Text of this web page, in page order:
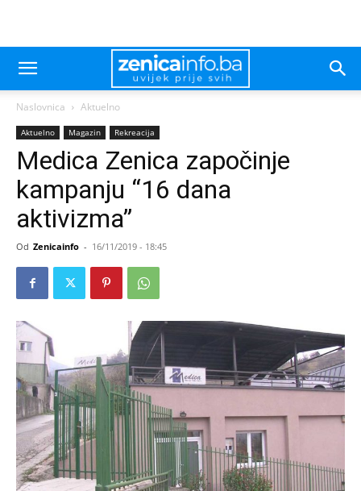
Naslovnica Aktuelno
Aktuelno Magazin Rekreacija
Medica Zenica započinje
kampanju “16 dana
aktivizma”
Od Zenicainfo - 16/11/2019 - 18:45